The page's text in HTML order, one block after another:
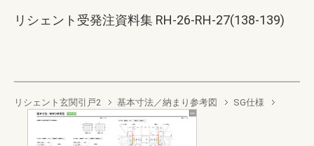
リシェント受発注資料集 RH-26-RH-27(138-139)
リシェント玄関引戸2 基本寸法／納まり参考図 SG仕様